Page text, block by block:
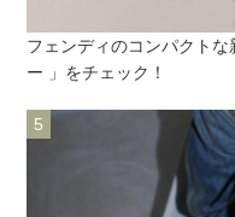
フェンディのコンパクト
ー 」をチェック！